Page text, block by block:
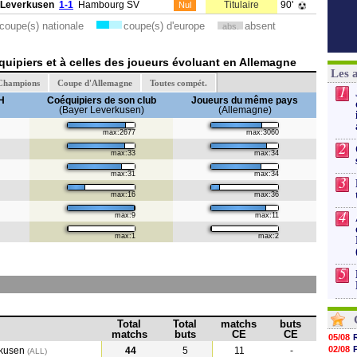
1-1 Hambourg SV Nul Titulaire 90'
coupe(s) nationale coupe(s) d'europe abs. absent
et à celles des joueurs évoluant en Allemagne
Coupe d'Allemagne Toutes compét.
Coéquipiers de son club
(Bayer Leverkusen)
Joueurs du même pays
(Allemagne)
max:2677 max:3060
max:33 max:34
max:31 max:34
max:16 max:36
max:9 max:11
max:1 max:2
Total
matchs
Total
buts
matchs
CE
buts
CE
(ALL) 44 5 11
-
Les
1
2
3
4
5
05/08
02/08